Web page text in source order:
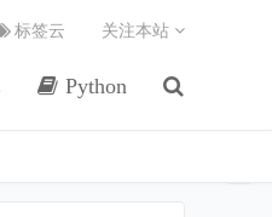
Python
标签云 关注本站